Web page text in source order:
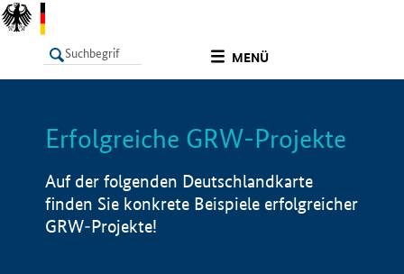
MENÜ
LISTE Info
Erfolgreiche GRW-Projekte
Auf der folgenden Deutschlandkarte
finden Sie konkrete Beispiele erfolgreicher
GRW-Projekte!